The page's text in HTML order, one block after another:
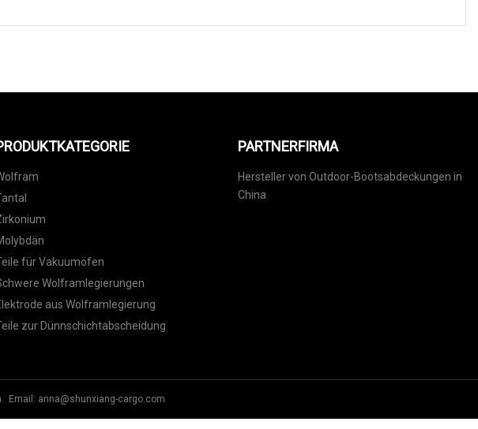
für Vakuumöfen
Wolframlegierungen
aus Wolframlegierung
zur Dünnschichtabscheidung
PARTNERFIRMA
Hersteller von Outdoor-Bootsabdeckungen in
China
Email: anna@shunxiang-cargo.com